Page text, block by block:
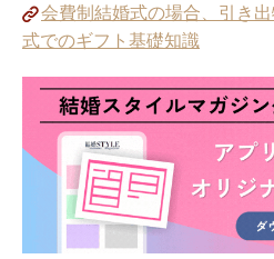
会費制結婚式の場合、引き
式でのギフト基礎知識